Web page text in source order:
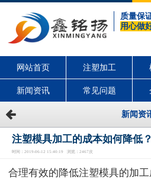
质量保
用心做
网站首页 注塑加工
新闻资讯 常见问题
新闻资
注塑模具加工的成本如何降低？
时间：2019-06-12 15:40:19 浏览：2467次
合理有效的降低注塑模具的加